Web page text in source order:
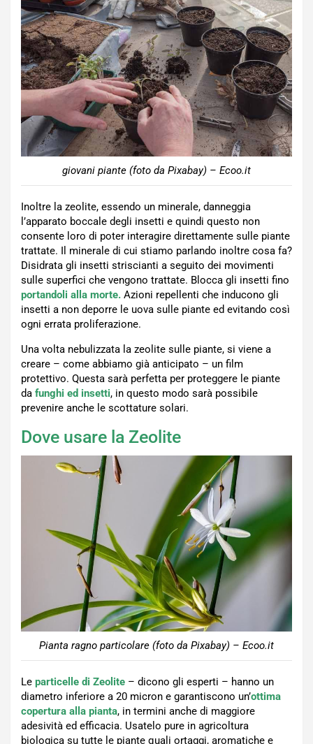
giovani piante (foto da Pixabay) – Ecoo.it
Inoltre la zeolite, essendo un minerale, danneggia
l’apparato boccale degli insetti e quindi questo non
consente loro di poter interagire direttamente sulle piante
trattate. Il minerale di cui stiamo parlando inoltre cosa fa?
Disidrata gli insetti striscianti a seguito dei movimenti
sulle superfici che vengono trattate. Blocca gli insetti fino
portandoli alla morte. Azioni repellenti che inducono gli
insetti a non deporre le uova sulle piante ed evitando così
ogni errata proliferazione.
Una volta nebulizzata la zeolite sulle piante, si viene a
creare – come abbiamo già anticipato – un film
protettivo. Questa sarà perfetta per proteggere le piante
da funghi ed insetti, in questo modo sarà possibile
prevenire anche le scottature solari.
Dove usare la Zeolite
Pianta ragno particolare (foto da Pixabay) – Ecoo.it
Le particelle di Zeolite – dicono gli esperti – hanno un
diametro inferiore a 20 micron e garantiscono un’ottima
copertura alla pianta, in termini anche di maggiore
adesività ed efficacia. Usatelo pure in agricoltura
biologica su tutte le piante quali ortaggi, aromatiche e